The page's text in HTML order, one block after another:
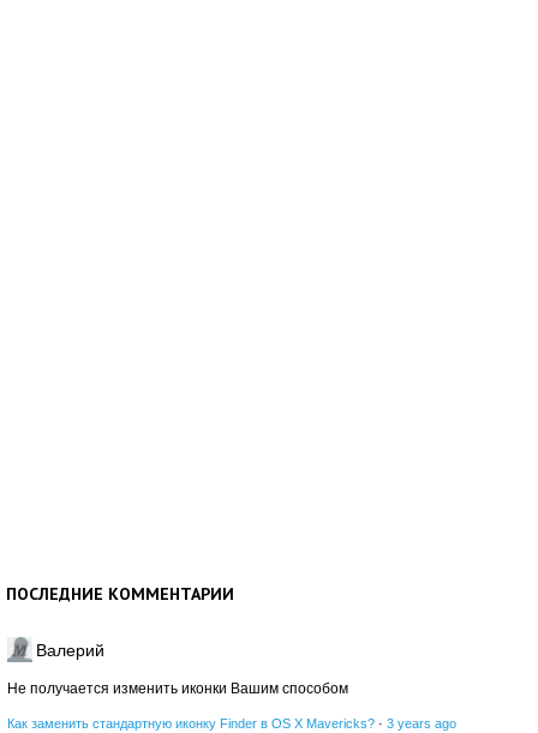
ПОСЛЕДНИЕ КОММЕНТАРИИ
Валерий
Не получается изменить иконки Вашим способом
Как заменить стандартную иконку Finder в OS X Mavericks? · 3 years ago